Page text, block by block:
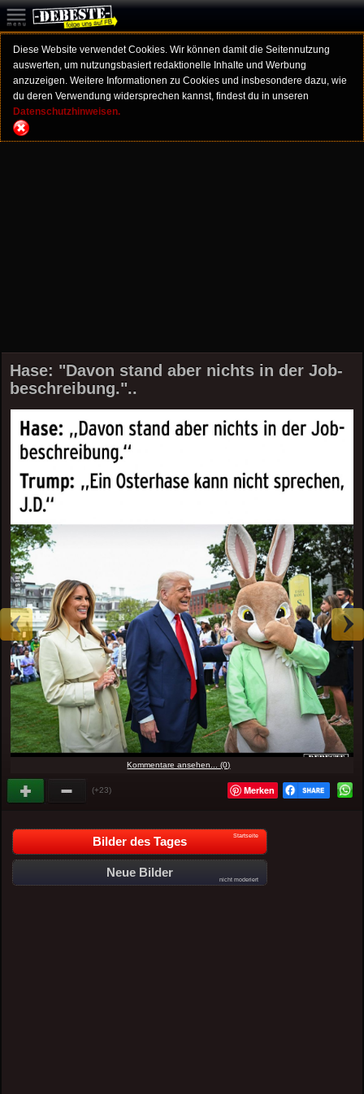
Diese Website verwendet Cookies. Wir können damit die Seitennutzung
auswerten, um nutzungsbasiert redaktionelle Inhalte und Werbung
anzuzeigen. Weitere Informationen zu Cookies und insbesondere dazu, wie
du deren Verwendung widersprechen kannst, findest du in unseren
Datenschutzhinweisen.
Hase: "Davon stand aber nichts in der Job-
beschreibung."..
Kommentare ansehen... (0)
(+23) Merken
Bilder des Tages Startseite
Neue Bilder
nicht moderiert